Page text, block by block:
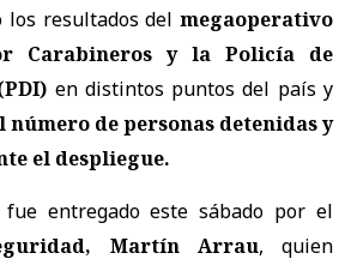
los resultados del megaoperativo
Carabineros y la Policía de
en distintos puntos del país y
número de personas detenidas y
el despliegue.
fue entregado este sábado por el
Martín Arrau, quien